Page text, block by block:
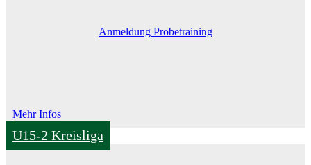
Anmeldung Probetraining
Mehr Infos
U15-2 Kreisliga